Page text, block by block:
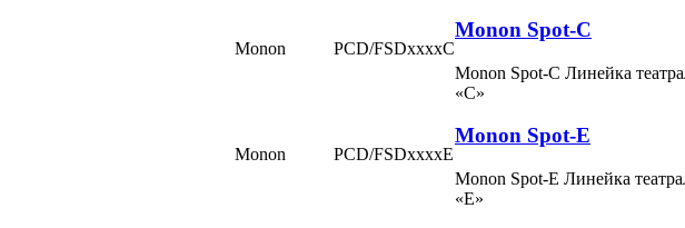
Monon PCD/FSDxxxxC
Monon Spot-C
Monon Spot-C Линейка
«C»
Monon PCD/FSDxxxxE
Monon Spot-E
Monon Spot-E Линейка
«E»